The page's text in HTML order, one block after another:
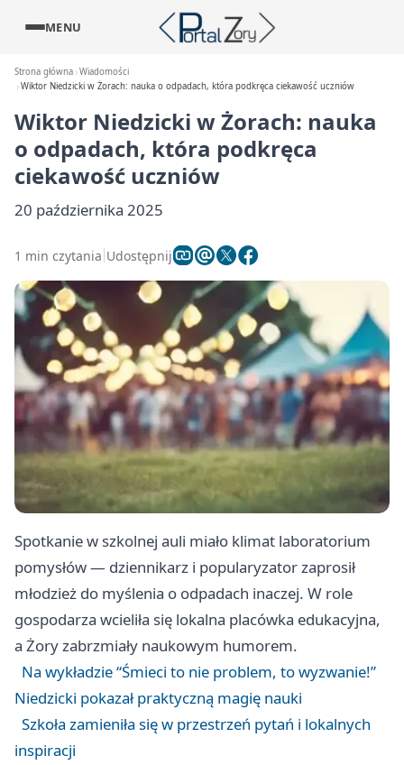
MENU
Strona główna Wiadomości
Wiktor Niedzicki w Żorach: nauka o odpadach, która podkręca ciekawość uczniów
Wiktor Niedzicki w Żorach: nauka
o odpadach, która podkręca
ciekawość uczniów
20 października 2025
1 min czytania Udostępnij
Spotkanie w szkolnej auli miało klimat laboratorium
pomysłów — dziennikarz i popularyzator zaprosił
młodzież do myślenia o odpadach inaczej. W role
gospodarza wcieliła się lokalna placówka edukacyjna,
a Żory zabrzmiały naukowym humorem.
Na wykładzie “Śmieci to nie problem, to wyzwanie!”
Niedzicki pokazał praktyczną magię nauki
Szkoła zamieniła się w przestrzeń pytań i lokalnych
inspiracji